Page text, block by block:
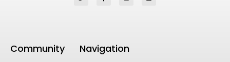
Community Navigation